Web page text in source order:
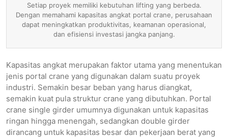
Setiap proyek memiliki kebutuhan lifting yang berbeda.
Dengan memahami kapasitas angkat portal crane, perusahaan
dapat meningkatkan produktivitas, keamanan operasional,
dan efisiensi investasi jangka panjang.
Kapasitas angkat merupakan faktor utama yang menentukan
jenis portal crane yang digunakan dalam suatu proyek
industri. Semakin besar beban yang harus diangkat,
semakin kuat pula struktur crane yang dibutuhkan. Portal
crane single girder umumnya digunakan untuk kapasitas
ringan hingga menengah, sedangkan double girder
dirancang untuk kapasitas besar dan pekerjaan berat yang